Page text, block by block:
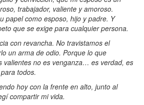
trabajador, valiente y amoroso.
papel como esposo, hijo y padre. Y
que se exige para cualquier persona.
con revancha. No travistamos el
un arma de odio. Porque lo que
valientes no es venganza… es verdad, es
todos.
hoy con la frente en alto, junto al
compartir mi vida.